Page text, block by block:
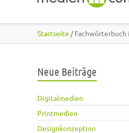
Startseite / Fachwörterbuch
Neue Beiträge
Digitalmedien
Printmedien
Designkonzeption